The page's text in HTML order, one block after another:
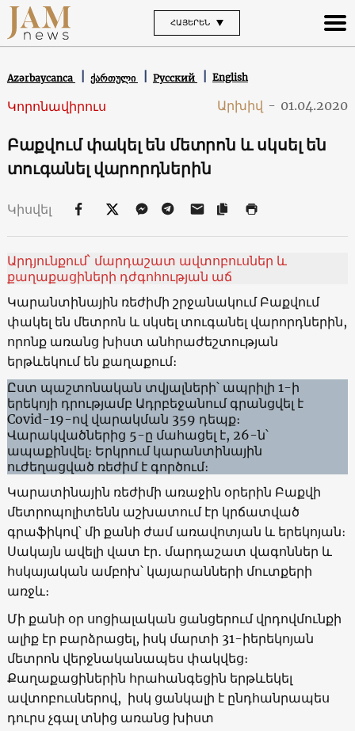
ՀԱՅԵՐԵՆ
Azərbaycanca ქართული Русский English
Կորոնավիրուս Արխիվ - 01.04.2020
Բաքվում փակել են մետրոն և սկսել են
տուգանել վարորդներին
Կիսվել
Արդյունքում` մարդաշատ ավտոբուսներ և
քաղաքացիների դժգոհության աճ
Կարանտինային ռեժիմի շրջանակում Բաքվում
փակել են մետրոն և սկսել տուգանել վարորդներին,
որոնք առանց խիստ անհրաժեշտության
երթևեկում են քաղաքում։
Ըստ պաշտոնական տվյալների՝ ապրիլի 1-ի
երեկոյի դրությամբ Ադրբեջանում գրանցվել է
Covid-19-ով վարակման 359 դեպք։
Վարակվածներից 5-ը մահացել է, 26-ն՝
ապաքինվել։ Երկրում կարանտինային
ուժեղացված ռեժիմ է գործում։
Կարատինային ռեժիմի առաջին օրերին Բաքվի
մետրոպոլիտենն աշխատում էր կրճատված
գրաֆիկով՝ մի քանի ժամ առավոտյան և երեկոյան։
Սակայն ավելի վատ էր․ մարդաշատ վագոններ և
հսկայական ամբոխ՝ կայարանների մուտքերի
առջև։
Մի քանի օր սոցիալական ցանցերում վրդովմունքի
ալիք էր բարձրացել, իսկ մարտի 31-իերեկոյան
մետրոն վերջնականապես փակվեց։
Քաղաքացիներին հրահանգեցին երթևեկել
ավտոբուսներով, իսկ ցանկալի է ընդհանրապես
դուրս չգալ տնից առանց խիստ